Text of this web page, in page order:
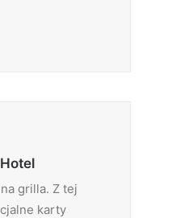
grilla. Z tej
karty